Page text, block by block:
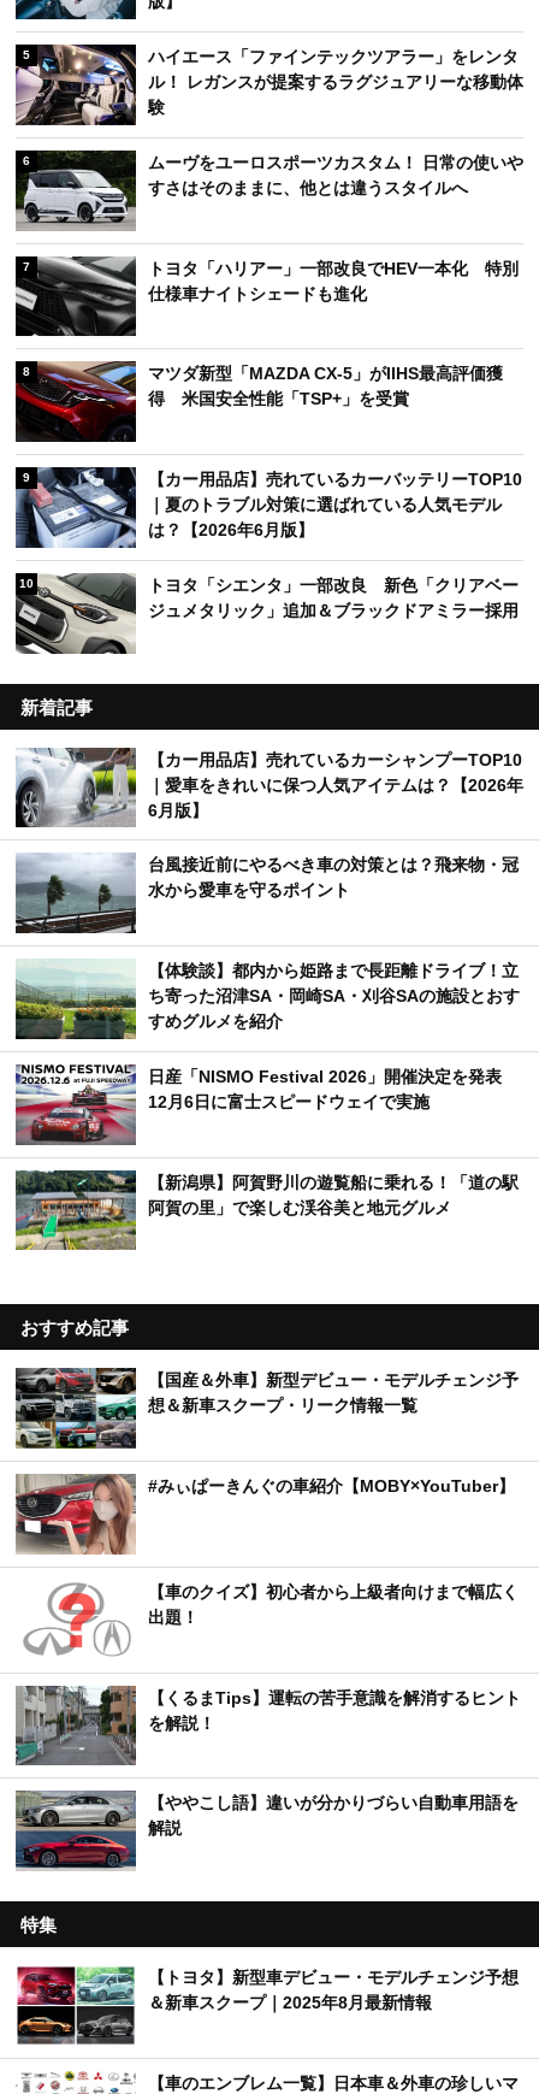
5
ハイエース「ファインテックツアラー」をレンタ
ル！ レガンスが提案するラグジュアリーな移動体
験
6
ムーヴをユーロスポーツカスタム！ 日常の使いや
すさはそのままに、他とは違うスタイルへ
7
トヨタ「ハリアー」一部改良でHEV一本化 特別
仕様車ナイトシェードも進化
8
マツダ新型「MAZDA CX-5」がIIHS最高評価獲
得 米国安全性能「TSP+」を受賞
9
【カー用品店】売れているカーバッテリーTOP10
｜夏のトラブル対策に選ばれている人気モデル
は？【2026年6月版】
10
トヨタ「シエンタ」一部改良 新色「クリアベー
ジュメタリック」追加＆ブラックドアミラー採用
新着記事
【カー用品店】売れているカーシャンプーTOP10
｜愛車をきれいに保つ人気アイテムは？【2026年
6月版】
台風接近前にやるべき車の対策とは？飛来物・冠
水から愛車を守るポイント
【体験談】都内から姫路まで長距離ドライブ！立
ち寄った沼津SA・岡崎SA・刈谷SAの施設とおす
すめグルメを紹介
日産「NISMO Festival 2026」開催決定を発表
12月6日に富士スピードウェイで実施
【新潟県】阿賀野川の遊覧船に乗れる！「道の駅
阿賀の里」で楽しむ渓谷美と地元グルメ
おすすめ記事
【国産＆外車】新型デビュー・モデルチェンジ予
想＆新車スクープ・リーク情報一覧
#みぃぱーきんぐの車紹介【MOBY×YouTuber】
【車のクイズ】初心者から上級者向けまで幅広く
出題！
【くるまTips】運転の苦手意識を解消するヒント
を解説！
【ややこし語】違いが分かりづらい自動車用語を
解説
特集
【トヨタ】新型車デビュー・モデルチェンジ予想
＆新車スクープ｜2025年8月最新情報
【車のエンブレム一覧】日本車＆外車の珍しいマ